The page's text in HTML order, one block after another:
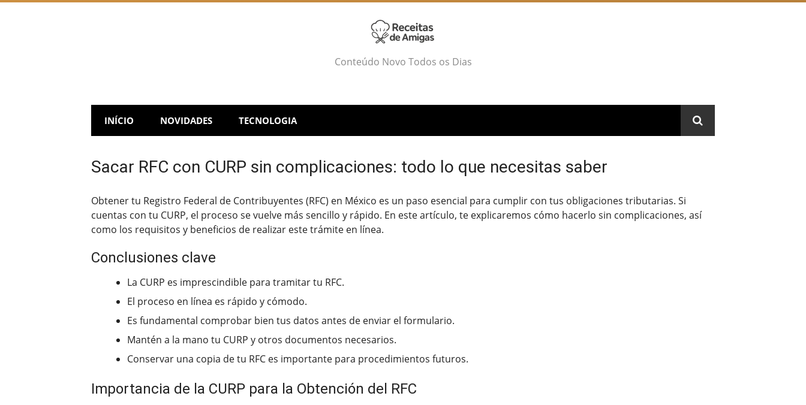
Skip
Conteúdo Novo Todos os Dias
INÍCIO NOVIDADES TECNOLOGIA
Sacar RFC con CURP sin complicaciones: todo lo que necesitas saber
Obtener tu Registro Federal de Contribuyentes (RFC) en México es un paso esencial para cumplir con tus obligaciones tributarias. Si
cuentas con tu CURP, el proceso se vuelve más sencillo y rápido. En este artículo, te explicaremos cómo hacerlo sin complicaciones, así
como los requisitos y beneficios de realizar este trámite en línea.
Conclusiones clave
La CURP es imprescindible para tramitar tu RFC.
El proceso en línea es rápido y cómodo.
Es fundamental comprobar bien tus datos antes de enviar el formulario.
Mantén a la mano tu CURP y otros documentos necesarios.
Conservar una copia de tu RFC es importante para procedimientos futuros.
Importancia de la CURP para la Obtención del RFC